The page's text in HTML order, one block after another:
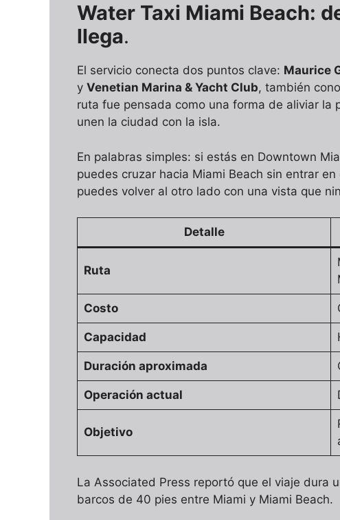
Water Taxi Miami Beach:
llega.
El servicio conecta dos puntos clave: Maurice
y Venetian Marina & Yacht Club, también
ruta fue pensada como una forma de aliviar la
unen la ciudad con la isla.
En palabras simples: si estás en Downtown
puedes cruzar hacia Miami Beach sin entrar
puedes volver al otro lado con una vista que
Detalle
Ruta
Costo
Capacidad
Duración aproximada
Operación actual
Objetivo
La Associated Press reportó que el viaje dura
barcos de 40 pies entre Miami y Miami Beach.